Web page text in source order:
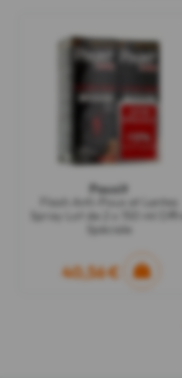
Pouxit
Flash Anti-Poux et Lentes
Spray Lot de 2 x 150 ml Offre
40,56 €